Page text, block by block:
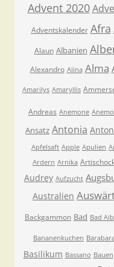
Advent 2020
Adventskalender Afra
Alaun Albanien
Alexandro Alina Alma
Amarilys Amaryllis
Andreas Anemone
Ansatz Antonia
Apfelsaft Apple Apulien
Ardern Arnika
Audrey Aufzucht
Australien
Backgammon Bad Bad
Bananenkuchen
Basilikum Bassano Bauen